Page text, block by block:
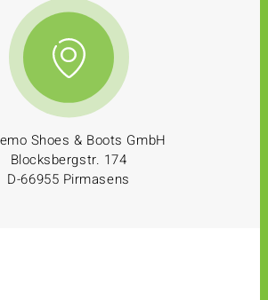
Shoes & Boots GmbH
Blocksbergstr. 174
D-66955 Pirmasens